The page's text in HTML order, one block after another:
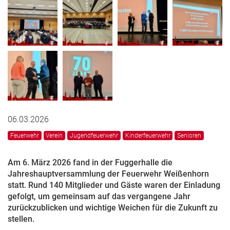
06.03.2026
Feuerwehr Verein Jugendfeuerwehr Kinderfeuerwehr Senioren
Am 6. März 2026 fand in der Fuggerhalle die
Jahreshauptversammlung der Feuerwehr Weißenhorn
statt. Rund 140 Mitglieder und Gäste waren der Einladung
gefolgt, um gemeinsam auf das vergangene Jahr
zurückzublicken und wichtige Weichen für die Zukunft zu
stellen.